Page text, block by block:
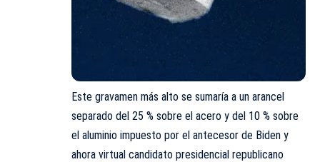
Este gravamen más alto se sumaría a un arancel
separado del 25 % sobre el acero y del 10 % sobre
el aluminio impuesto por el antecesor de Biden y
ahora virtual candidato presidencial republicano